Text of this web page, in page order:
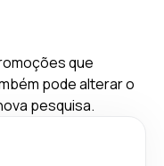
que
pode alterar o
pesquisa.